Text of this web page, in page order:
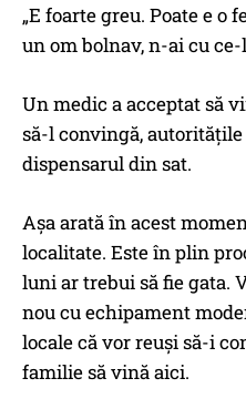
„E foarte greu. Poate e o
un om bolnav, n-ai cu ce-
Un medic a acceptat să
să-l convingă,
dispensarul din sat.
Așa arată în acest
localitate. Este în plin
luni ar trebui să fie gata.
nou cu echipament
locale că vor reuși să-i
familie să vină aici.